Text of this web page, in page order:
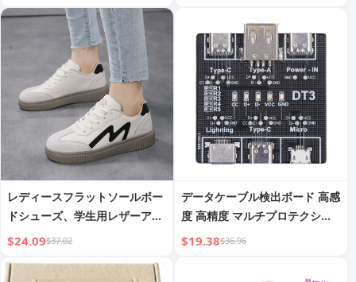
ツ、メンズ マーティンブーツ
レディースフラットソールボー
ドシューズ、学生用レザーアッ
パー、四季厚底スポーツカジュ
ーズ、レザー表面プラットフォ
$24.09$37.02
データケーブル検出ボード 高感
度 高精度 マルチプロテクショ
ン USBケーブルテスター Type
$19.38$36.96